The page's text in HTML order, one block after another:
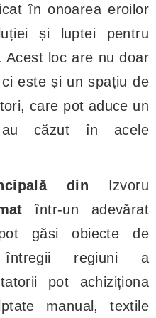
în onoarea eroilor
și luptei pentru
Acest loc are nu doar
este și un spațiu de
care pot aduce un
căzut în acele
din Izvoru
într-un adevărat
găsi obiecte de
întregii regiuni a
pot achiziționa
manual, textile